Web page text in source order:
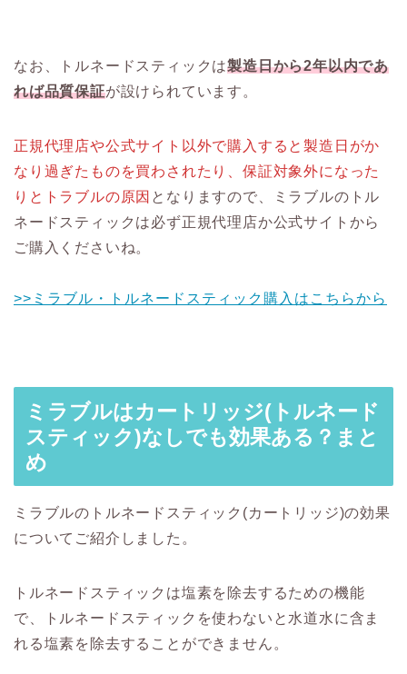
なお、トルネードスティックは製造日から2年以内であ
れば品質保証が設けられています。
正規代理店や公式サイト以外で購入すると製造日がか
なり過ぎたものを買わされたり、保証対象外になった
りとトラブルの原因 となりますので、ミラブルのトル
ネードスティックは必ず正規代理店か公式サイトから
ご購入くださいね。
>>ミラブル・トルネードスティック購入はこちらから
ミラブルはカートリッジ(トルネード
スティック)なしでも効果ある？まと
め
ミラブルのトルネードスティック(カートリッジ)の効果
についてご紹介しました。
トルネードスティックは塩素を除去するための機能
で、トルネードスティックを使わないと水道水に含ま
れる塩素を除去することができません。